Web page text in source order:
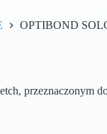
OPTIBOND
przeznaczonym